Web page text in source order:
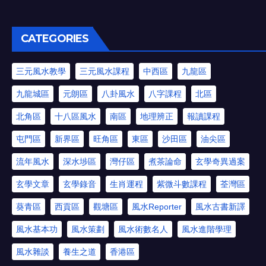
CATEGORIES
三元風水教學 三元風水課程 中西區 九龍區
九龍城區 元朗區 八卦風水 八字課程 北區
北角區 十八區風水 南區 地理辨正 報讀課程
屯門區 新界區 旺角區 東區 沙田區 油尖區
流年風水 深水埗區 灣仔區 煮茶論命 玄學奇異過案
玄學文章 玄學錄音 生肖運程 紫微斗數課程 荃灣區
葵青區 西貢區 觀塘區 風水Reporter 風水古書新譯
風水基本功 風水策劃 風水術數名人 風水進階學理
風水雜談 養生之道 香港區